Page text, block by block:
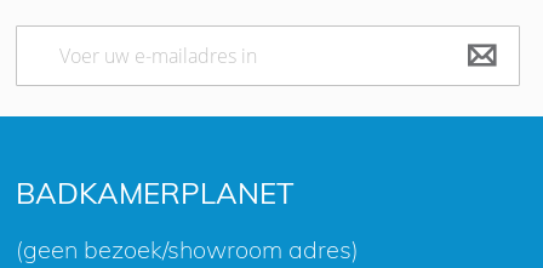
BADKAMERPLANET
(geen bezoek/showroom adres)
Abonneer
op
nieuwsbrief